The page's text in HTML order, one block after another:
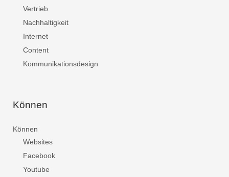
Vertrieb
Nachhaltigkeit
Internet
Content
Kommunikationsdesign
Können
Können
Websites
Facebook
Youtube